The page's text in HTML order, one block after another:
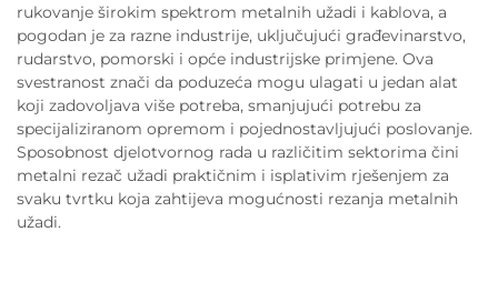
rukovanje širokim spektrom metalnih užadi i kablova, a
pogodan je za razne industrije, uključujući građevinarstvo,
rudarstvo, pomorski i opće industrijske primjene. Ova
svestranost znači da poduzeća mogu ulagati u jedan alat
koji zadovoljava više potreba, smanjujući potrebu za
specijaliziranom opremom i pojednostavljujući poslovanje.
Sposobnost djelotvornog rada u različitim sektorima čini
metalni rezač užadi praktičnim i isplativim rješenjem za
svaku tvrtku koja zahtijeva mogućnosti rezanja metalnih
užadi.